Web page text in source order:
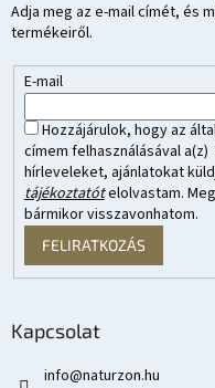
Adja meg az e-mail címét, és
termékeiről.
E-mail
Hozzájárulok, hogy az
címem felhasználásával a(z)
hírleveleket, ajánlatokat
tájékoztatótelolvastam.
bármikor visszavonhatom.
FELIRATKOZÁS
Kapcsolat
info@naturzon.hu